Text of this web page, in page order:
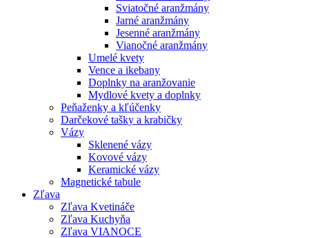
Sviatočné aranžmány
Jarné aranžmány
Jesenné aranžmány
Vianočné aranžmány
Umelé kvety
Vence a ikebany
Doplnky na aranžovanie
Mydlové kvety a doplnky
Peňaženky a kľúčenky
Darčekové tašky a krabičky
Vázy
Sklenené vázy
Kovové vázy
Keramické vázy
Magnetické tabule
Zľava
Zľava Kvetináče
Zľava Kuchyňa
Zľava VIANOCE